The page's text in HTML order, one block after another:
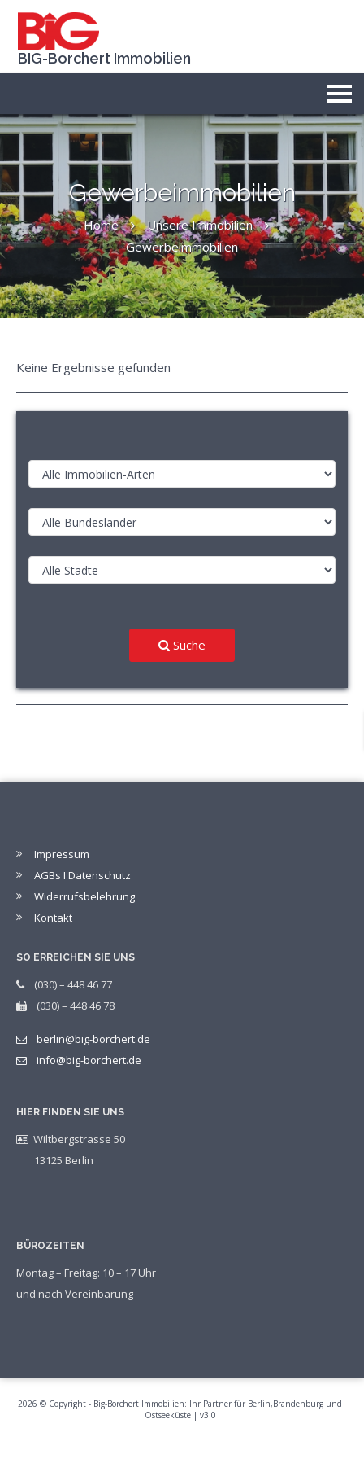
BIG-Borchert Immobilien
Gewerbeimmobilien
Home
Unsere Immobilien
Gewerbeimmobilien
Keine Ergebnisse gefunden
Suche
Impressum
AGBs I Datenschutz
Widerrufsbelehrung
Kontakt
SO ERREICHEN SIE UNS
(030) – 448 46 77
(030) – 448 46 78
berlin@big-borchert.de
info@big-borchert.de
HIER FINDEN SIE UNS
Wiltbergstrasse 50
13125 Berlin
BÜROZEITEN
Montag – Freitag: 10 – 17 Uhr
und nach Vereinbarung
2026 © Copyright - Big-Borchert Immobilien: Ihr Partner für Berlin,Brandenburg und
Ostseeküste | v3.0